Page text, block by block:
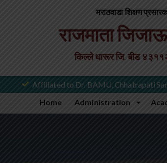
मराठवाडा शिक्षण
राजमाता
किल्ले धारूर जि. बीड
Affiliated to Dr. BAMU, Chhatrapati
Home
Administration